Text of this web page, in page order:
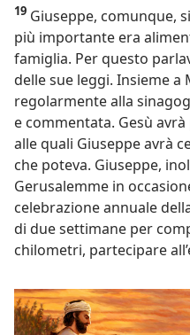
19 Giuseppe, comunque,
più importante era
famiglia. Per questo
delle sue leggi. Insieme a
regolarmente alla
e commentata. Gesù
alle quali Giuseppe avrà
che poteva. Giuseppe,
Gerusalemme in
celebrazione annuale
di due settimane per
chilometri, partecipare